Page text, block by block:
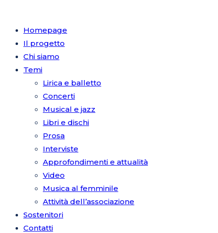
Homepage
Il progetto
Chi siamo
Temi
Lirica e balletto
Concerti
Musical e jazz
Libri e dischi
Prosa
Interviste
Approfondimenti e attualità
Video
Musica al femminile
Attività dell’associazione
Sostenitori
Contatti